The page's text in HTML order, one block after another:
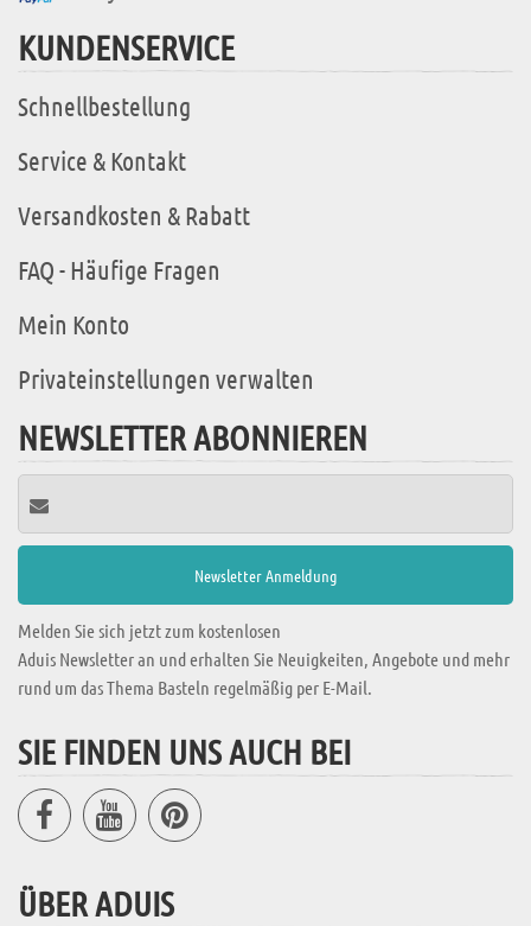
KUNDENSERVICE
Schnellbestellung
Service & Kontakt
Versandkosten & Rabatt
FAQ - Häufige Fragen
Mein Konto
Privateinstellungen verwalten
NEWSLETTER ABONNIEREN
Melden Sie sich jetzt zum kostenlosen
Aduis Newsletter an und erhalten Sie Neuigkeiten, Angebote und mehr
rund um das Thema Basteln regelmäßig per E-Mail.
SIE FINDEN UNS AUCH BEI
ÜBER ADUIS